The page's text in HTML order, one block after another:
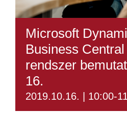
Microsoft
Business
rendszer
16.
2019.10.16. | 10:00-